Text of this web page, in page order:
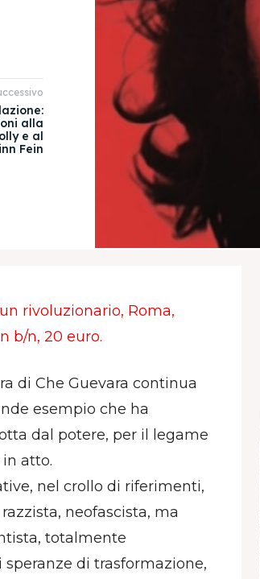
alla
e al
Fein
rivoluzionario, Roma,
b/n, 20 euro.
di Che Guevara continua
esempio che ha
dal potere, per il legame
atto.
nel crollo di riferimenti,
neofascista, ma
totalmente
di trasformazione,